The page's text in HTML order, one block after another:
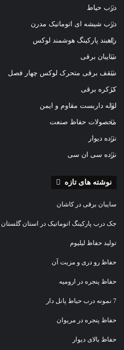
درب حیاط
درب شیشه ای اتوماتیک مدرن
راهبند پارکینگ هوشمند لوکس
سایبان برقی
سقف برقی متحرک لوکس چهار فصل
کرکره برقی
لوله داربست مقاوم و ایمن
محصولات حفاظ صنعت
نرده دیوار
نرده سی ان سی
نوشته های تازه
سایبان برقی در کاشان
جک درب پارکینگ اتوماتیک در استان گلستان
تولید حفاظ لیلیوم
حفاظ رو دری و مزیت آن
حفاظ پنجره در ارومیه
7 نمونه درب حیاط پانل دار
حفاظ پنجره در مریوان
حفاظ بالای دیوار